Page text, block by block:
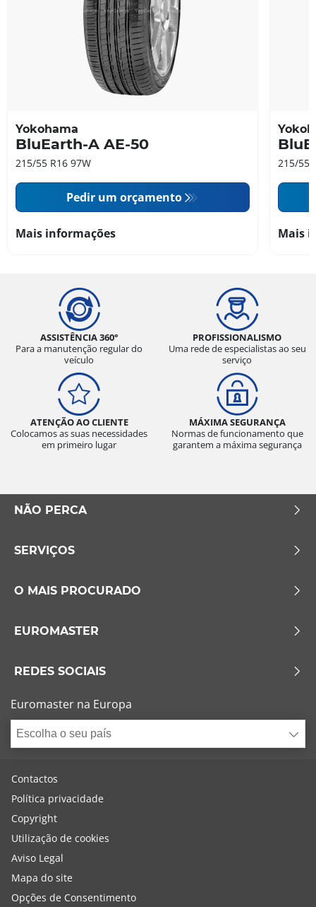
Yokohama
BluEarth-A AE-50
215/55 R16 97W
Pedir um orçamento
Mais informações
215/55
Mais
ASSISTÊNCIA 360°
Para a manutenção regular do
veículo
PROFISSIONALISMO
Uma rede de especialistas ao seu
serviço
ATENÇÃO AO CLIENTE
Colocamos as suas necessidades
em primeiro lugar
MÁXIMA SEGURANÇA
Normas de funcionamento que
garantem a máxima segurança
NÃO PERCA
SERVIÇOS
O MAIS PROCURADO
EUROMASTER
REDES SOCIAIS
Euromaster na Europa
Escolha o seu país
Contactos
Política privacidade
Copyright
Utilização de cookies
Aviso Legal
Mapa do site
Opções de Consentimento